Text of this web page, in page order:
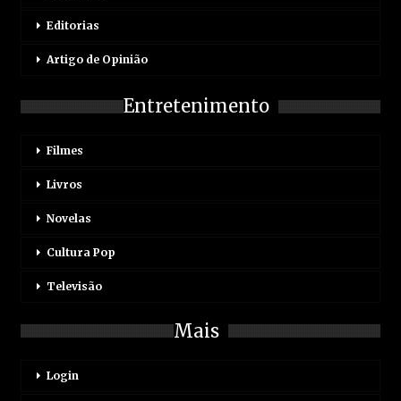
Editorias
Artigo de Opinião
Entretenimento
Filmes
Livros
Novelas
Cultura Pop
Televisão
Mais
Login